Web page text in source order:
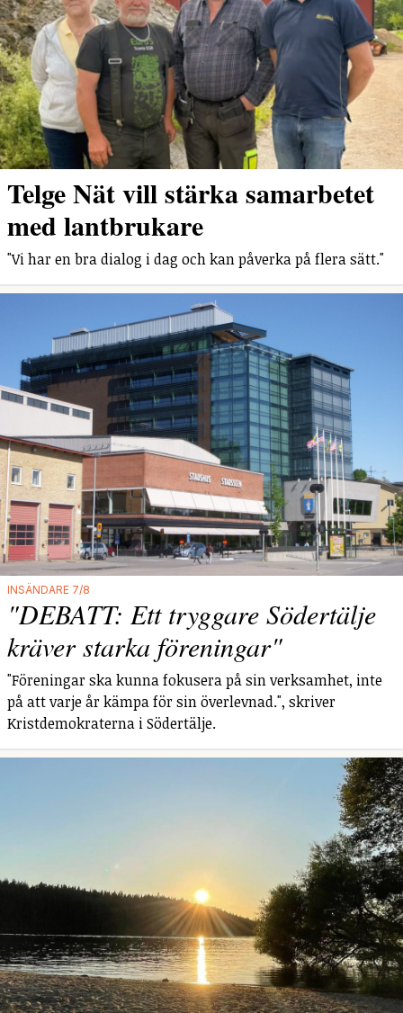
Telge Nät vill stärka samarbetet
med lantbrukare
"Vi har en bra dialog i dag och kan påverka på flera sätt."
INSÄNDARE 7/8
"DEBATT: Ett tryggare Södertälje
kräver starka föreningar"
"Föreningar ska kunna fokusera på sin verksamhet, inte
på att varje år kämpa för sin överlevnad.", skriver
Kristdemokraterna i Södertälje.